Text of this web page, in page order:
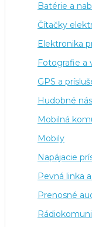
Batérie a
Čítačky
Elektronika
Fotografie a
GPS a
Hudobné
Mobilná
Mobily
Napájacie
Pevná linka
Prenosné